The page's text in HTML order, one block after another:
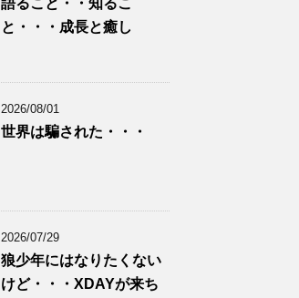
と・・・成長と癒し
2026/08/01
世界は騙された・・・
2026/07/29
狼少年にはなりたくない
けど・・・XDAYが来ち